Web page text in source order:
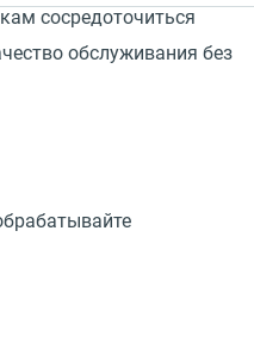
сосредоточиться
обслуживания без